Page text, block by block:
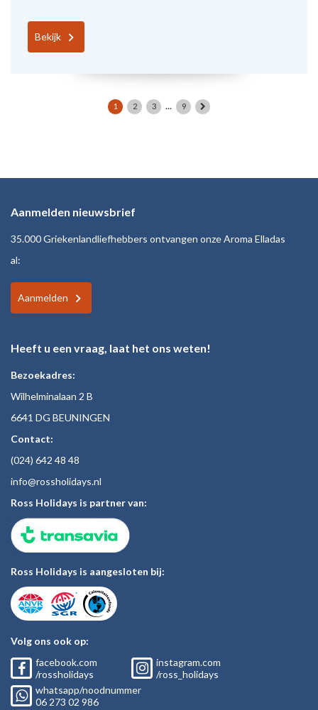
Bekijk
1 2 3 ... 9
Aanmelden nieuwsbrief
35.000 Griekenlandliefhebbers ontvangen onze Aroma Elladas
al:
Aanmelden
Heeft u een vraag, laat het ons weten!
Bezoekadres:
Wilhelminalaan 2 B
6641 DG BEUNINGEN
Contact:
(024) 642 48 48
info@rossholidays.nl
Ross Holidays is partner van:
Ross Holidays is aangesloten bij:
Volg ons ook op:
facebook.com
/rossholidays
instagram.com
/ross_holidays
whatsapp/noodnummer
06 273 02 986